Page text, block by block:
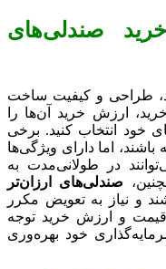
صندلی‌های
طراحی و کیفیت ساخت
ارزش خرید آن‌ها را
خود انتخاب کنید. برخی
اما دارای ویژگی‌ها
در طولانی‌مدت به
صندلی‌های ارزان‌تر
و نیاز به تعویض مکرر
قیمت و ارزش خرید توجه
خود بهره‌وری